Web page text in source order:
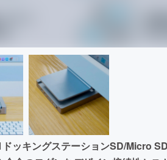
ッキングステーションSD/Micro